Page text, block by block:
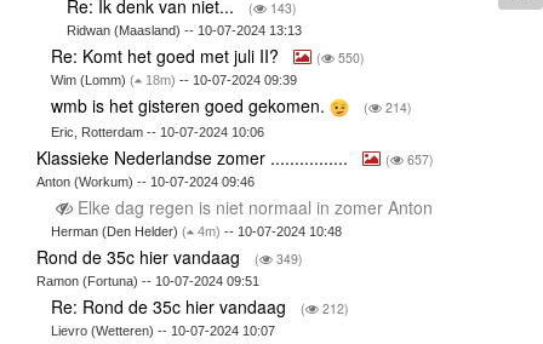
Re: Ik denk van niet... ( 143)
Ridwan (Maasland) -- 10-07-2024 13:13
Re: Komt het goed met juli II? ( 550)
Wim (Lomm)( 18m) -- 10-07-2024 09:39
wmb is het gisteren goed gekomen. ( 214)
Eric, Rotterdam -- 10-07-2024 10:06
Klassieke Nederlandse zomer ................ ( 657)
Anton (Workum) -- 10-07-2024 09:46
Elke dag regen is niet normaal in zomer Anton
Herman (Den Helder)( 4m) -- 10-07-2024 10:48
Rond de 35c hier vandaag ( 349)
Ramon (Fortuna) -- 10-07-2024 09:51
Re: Rond de 35c hier vandaag ( 212)
Lievro (Wetteren) -- 10-07-2024 10:07